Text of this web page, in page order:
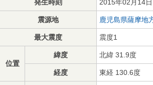
発生時刻 2015年02月14
震源地 鹿児島県薩摩地
最大震度 震度1
位置
緯度 北緯 31.9度
経度 東経 130.6度